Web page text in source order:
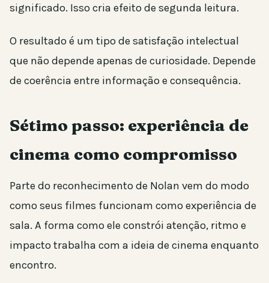
significado. Isso cria efeito de segunda leitura.
O resultado é um tipo de satisfação intelectual
que não depende apenas de curiosidade. Depende
de coerência entre informação e consequência.
Sétimo passo: experiência de
cinema como compromisso
Parte do reconhecimento de Nolan vem do modo
como seus filmes funcionam como experiência de
sala. A forma como ele constrói atenção, ritmo e
impacto trabalha com a ideia de cinema enquanto
encontro.